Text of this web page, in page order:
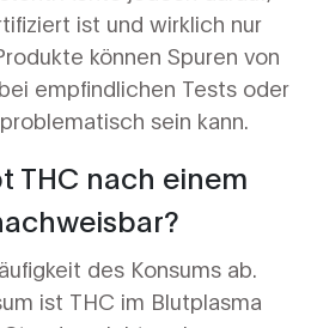
ist und wirklich nur
können Spuren von
empfindlichen Tests oder
sein kann.
THC nach einem
des Konsums ab.
ist THC im Blutplasma